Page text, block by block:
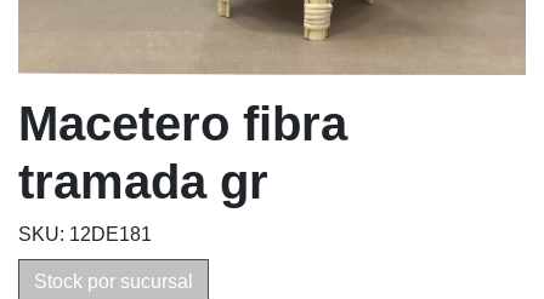
Macetero fibra
tramada gr
SKU: 12DE181
Stock por sucursal